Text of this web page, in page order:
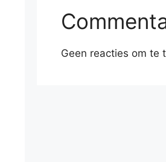
Geen reacties om te